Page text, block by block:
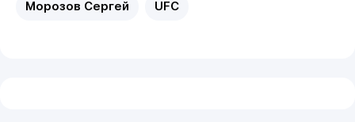
Морозов Сергей UFC